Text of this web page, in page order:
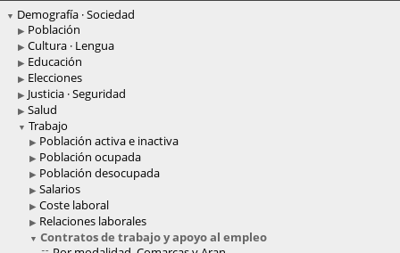
Demografía · Sociedad
Población
Cultura · Lengua
Educación
Elecciones
Justicia · Seguridad
Salud
Trabajo
Población activa e inactiva
Población ocupada
Población desocupada
Salarios
Coste laboral
Relaciones laborales
Contratos de trabajo y apoyo al empleo